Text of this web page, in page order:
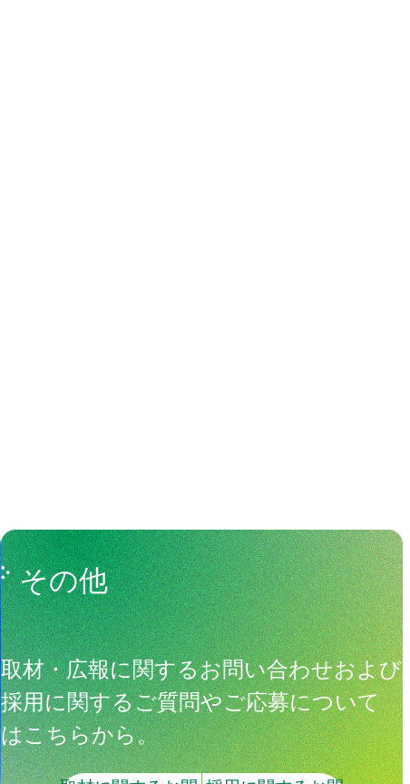
その他
取材・広報に関するお問い合わせおよび
採用に関するご質問やご応募について
はこちらから。